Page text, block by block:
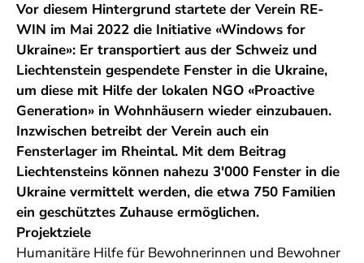
Vor diesem Hintergrund startete der Verein RE-
WIN im Mai 2022 die Initiative «Windows for
Ukraine»: Er transportiert aus der Schweiz und
Liechtenstein gespendete Fenster in die Ukraine,
um diese mit Hilfe der lokalen NGO «Proactive
Generation» in Wohnhäusern wieder einzubauen.
Inzwischen betreibt der Verein auch ein
Fensterlager im Rheintal. Mit dem Beitrag
Liechtensteins können nahezu 3'000 Fenster in die
Ukraine vermittelt werden, die etwa 750 Familien
ein geschütztes Zuhause ermöglichen.
Projektziele
Humanitäre Hilfe für Bewohnerinnen und Bewohner